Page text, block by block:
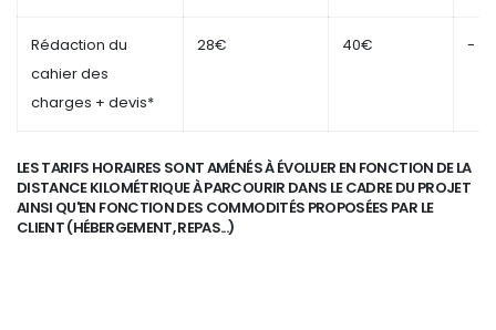
Rédaction du
cahier des
charges + devis*
28€ 40€ -
LES TARIFS HORAIRES SONT AMÉNÉS À ÉVOLUER EN FONCTION DE LA
DISTANCE KILOMÉTRIQUE À PARCOURIR DANS LE CADRE DU PROJET
AINSI QU'EN FONCTION DES COMMODITÉS PROPOSÉES PAR LE
CLIENT (HÉBERGEMENT, REPAS...)